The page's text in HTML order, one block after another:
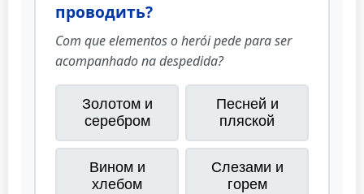
проводить?
Com que elementos o herói pede para ser
acompanhado na despedida?
Золотом и
серебром
Песней и
пляской
Вином и
хлебом
Слезами и
горем